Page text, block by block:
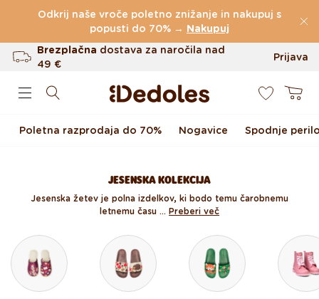
Preskoči na vsebino
Odkrij naše vroče poletno znižanje in nakupuj s
popusti do 70% → Nakupuj
(60.231 Ocen)
Brezplačna dostava za naročila nad
49 €
Do 100 dni za vračilo
Prijava
Košarica
Poletna razprodaja do 70% Nogavice Spodnje
JESENSKA KOLEKCIJA
Jesenska žetev je polna izdelkov, ki bodo temu čarobnemu
letnemu času ... Preberi več